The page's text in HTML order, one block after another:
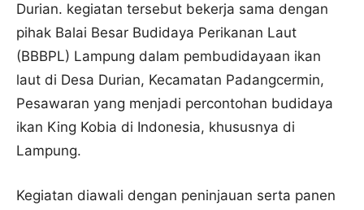
Durian. kegiatan tersebut bekerja sama dengan
pihak Balai Besar Budidaya Perikanan Laut
(BBBPL) Lampung dalam pembudidayaan ikan
laut di Desa Durian, Kecamatan Padangcermin,
Pesawaran yang menjadi percontohan budidaya
ikan King Kobia di Indonesia, khususnya di
Lampung.
Kegiatan diawali dengan peninjauan serta panen